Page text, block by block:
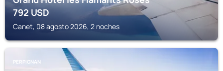
792USD
Canet, 08 agosto 2026, 2 noches
PERPIGNAN